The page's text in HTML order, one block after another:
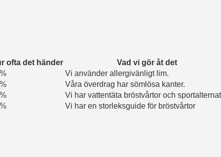
ofta det händer
Vad vi gör åt det
Vi använder allergivänligt lim.
Våra överdrag har sömlösa kanter.
Vi har vattentäta bröstvårtor och
Vi har en storleksguide för bröstvårtor